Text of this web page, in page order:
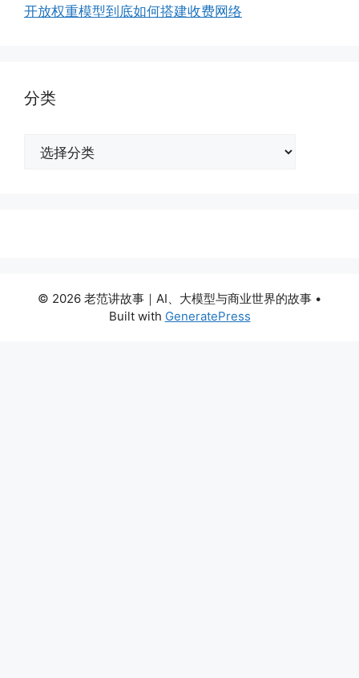
开放权重模型到底如何搭建收费网络
分类
© 2026 老范讲故事｜AI、大模型与商业世界的故事 •
Built with GeneratePress